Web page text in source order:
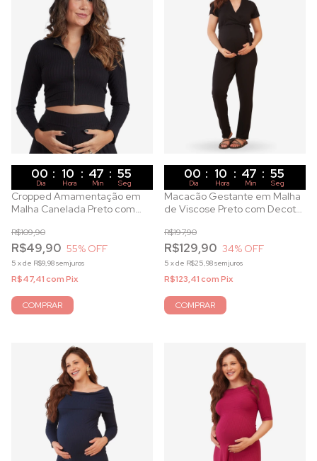
00 : 10 : 47 : 53
Dia Hora Min Seg
Cropped Amamentação em
Malha Canelada Preto com
R$49,90
R$109,90
55% OFF
5 xde R$9,98sem juros
R$47,41comPix
COMPRAR
00 : 10 : 47 : 53
Dia Hora Min Seg
Macacão Gestante em Malha
de Viscose Preto com Decote
Amamentação
R$129,90
R$197,90
34% OFF
5 xde R$25,98sem juros
R$123,41comPix
COMPRAR